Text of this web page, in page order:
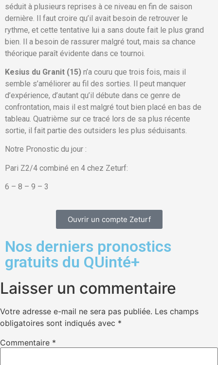
séduit à plusieurs reprises à ce niveau en fin de saison
dernière. Il faut croire qu’il avait besoin de retrouver le
rythme, et cette tentative lui a sans doute fait le plus grand
bien. Il a besoin de rassurer malgré tout, mais sa chance
théorique paraît évidente dans ce tournoi.
Kesius du Granit (15) n’a couru que trois fois, mais il
semble s’améliorer au fil des sorties. Il peut manquer
d’expérience, d’autant qu’il débute dans ce genre de
confrontation, mais il est malgré tout bien placé en bas de
tableau. Quatrième sur ce tracé lors de sa plus récente
sortie, il fait partie des outsiders les plus séduisants.
Notre Pronostic du jour :
Pari Z2/4 combiné en 4 chez Zeturf:
6 – 8 – 9 – 3
Ouvrir un compte Zeturf
Nos derniers pronostics
gratuits du QUinté+
Laisser un commentaire
Votre adresse e-mail ne sera pas publiée. Les champs
obligatoires sont indiqués avec *
Commentaire *